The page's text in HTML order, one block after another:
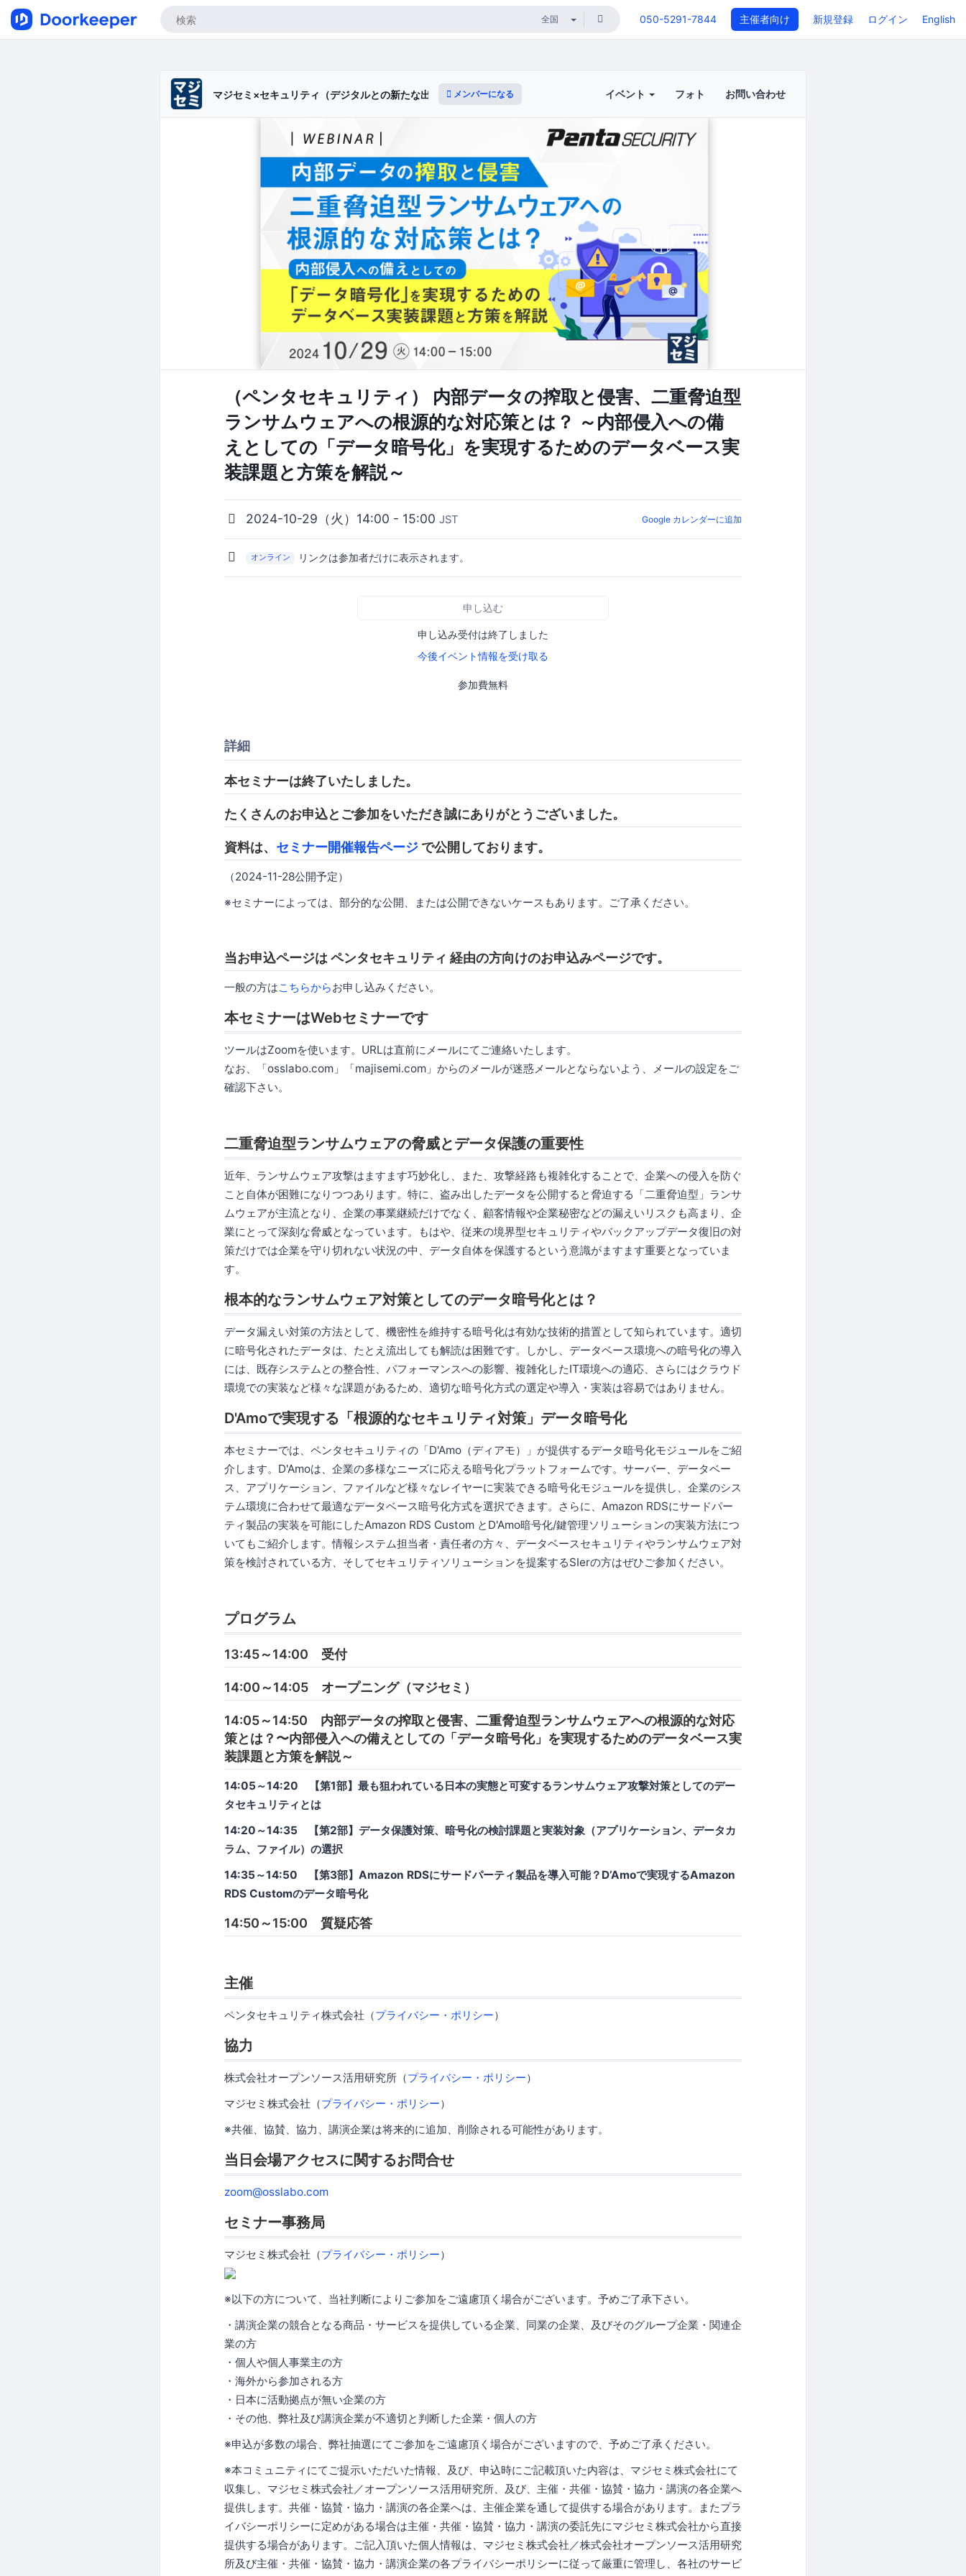
050-5291-7844 主催者向け 新規登録 ログイン English
マジセミ×セキュリティ（デジタルとの新たな出会いと体験）
メンバーになる イベント フォト お問い合わせ
（ペンタセキュリティ） 内部データの搾取と侵害、二重脅迫型
ランサムウェアへの根源的な対応策とは？ ～内部侵入への備
えとしての「データ暗号化」を実現するためのデータベース実
装課題と方策を解説～
2024-10-29（火）14:00 - 15:00 JST Google カレンダーに追加
オンライン リンクは参加者だけに表示されます。
申し込む
申し込み受付は終了しました
今後イベント情報を受け取る
参加費無料
詳細
本セミナーは終了いたしました。
たくさんのお申込とご参加をいただき誠にありがとうございました。
資料は、 セミナー開催報告ページ で公開しております。
（2024-11-28公開予定）
※セミナーによっては、部分的な公開、または公開できないケースもあります。ご了承ください。
当お申込ページは ペンタセキュリティ 経由の方向けのお申込みページです。
一般の方はこちらからお申し込みください。
本セミナーはWebセミナーです
ツールはZoomを使います。URLは直前にメールにてご連絡いたします。
なお、「osslabo.com」「majisemi.com」からのメールが迷惑メールとならないよう、メールの設定をご
確認下さい。
二重脅迫型ランサムウェアの脅威とデータ保護の重要性
近年、ランサムウェア攻撃はますます巧妙化し、また、攻撃経路も複雑化することで、企業への侵入を防ぐ
こと自体が困難になりつつあります。特に、盗み出したデータを公開すると脅迫する「二重脅迫型」ランサ
ムウェアが主流となり、企業の事業継続だけでなく、顧客情報や企業秘密などの漏えいリスクも高まり、企
業にとって深刻な脅威となっています。もはや、従来の境界型セキュリティやバックアップデータ復旧の対
策だけでは企業を守り切れない状況の中、データ自体を保護するという意識がますます重要となっていま
す。
根本的なランサムウェア対策としてのデータ暗号化とは？
データ漏えい対策の方法として、機密性を維持する暗号化は有効な技術的措置として知られています。適切
に暗号化されたデータは、たとえ流出しても解読は困難です。しかし、データベース環境への暗号化の導入
には、既存システムとの整合性、パフォーマンスへの影響、複雑化したIT環境への適応、さらにはクラウド
環境での実装など様々な課題があるため、適切な暗号化方式の選定や導入・実装は容易ではありません。
D'Amoで実現する「根源的なセキュリティ対策」データ暗号化
本セミナーでは、ペンタセキュリティの「D'Amo（ディアモ）」が提供するデータ暗号化モジュールをご紹
介します。D'Amoは、企業の多様なニーズに応える暗号化プラットフォームです。サーバー、データベー
ス、アプリケーション、ファイルなど様々なレイヤーに実装できる暗号化モジュールを提供し、企業のシス
テム環境に合わせて最適なデータベース暗号化方式を選択できます。さらに、Amazon RDSにサードパー
ティ製品の実装を可能にしたAmazon RDS Custom とD'Amo暗号化/鍵管理ソリューションの実装方法につ
いてもご紹介します。情報システム担当者・責任者の方々、データベースセキュリティやランサムウェア対
策を検討されている方、そしてセキュリティソリューションを提案するSIerの方はぜひご参加ください。
プログラム
13:45～14:00 受付
14:00～14:05 オープニング（マジセミ）
14:05～14:50 内部データの搾取と侵害、二重脅迫型ランサムウェアへの根源的な対応
策とは？〜内部侵入への備えとしての「データ暗号化」を実現するためのデータベース実
装課題と方策を解説～
14:05～14:20 【第1部】最も狙われている日本の実態と可変するランサムウェア攻撃対策としてのデー
タセキュリティとは
14:20～14:35 【第2部】データ保護対策、暗号化の検討課題と実装対象（アプリケーション、データカ
ラム、ファイル）の選択
14:35～14:50 【第3部】Amazon RDSにサードパーティ製品を導入可能？D’Amoで実現するAmazon
RDS Customのデータ暗号化
14:50～15:00 質疑応答
主催
ペンタセキュリティ株式会社（プライバシー・ポリシー）
協力
株式会社オープンソース活用研究所（プライバシー・ポリシー）
マジセミ株式会社（プライバシー・ポリシー）
※共催、協賛、協力、講演企業は将来的に追加、削除される可能性があります。
当日会場アクセスに関するお問合せ
zoom@osslabo.com
セミナー事務局
マジセミ株式会社（プライバシー・ポリシー）
※以下の方について、当社判断によりご参加をご遠慮頂く場合がございます。予めご了承下さい。
・講演企業の競合となる商品・サービスを提供している企業、同業の企業、及びそのグループ企業・関連企
業の方
・個人や個人事業主の方
・海外から参加される方
・日本に活動拠点が無い企業の方
・その他、弊社及び講演企業が不適切と判断した企業・個人の方
※申込が多数の場合、弊社抽選にてご参加をご遠慮頂く場合がございますので、予めご了承ください。
※本コミュニティにてご提示いただいた情報、及び、申込時にご記載頂いた内容は、マジセミ株式会社にて
収集し、マジセミ株式会社／オープンソース活用研究所、及び、主催・共催・協賛・協力・講演の各企業へ
提供します。共催・協賛・協力・講演の各企業へは、主催企業を通して提供する場合があります。またプラ
イバシーポリシーに定めがある場合は主催・共催・協賛・協力・講演の委託先にマジセミ株式会社から直接
提供する場合があります。ご記入頂いた個人情報は、マジセミ株式会社／株式会社オープンソース活用研究
所及び主催・共催・協賛・協力・講演企業の各プライバシーポリシーに従って厳重に管理し、各社のサービ